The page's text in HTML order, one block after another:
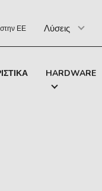
ΕΕ Λύσεις
HARDWARE